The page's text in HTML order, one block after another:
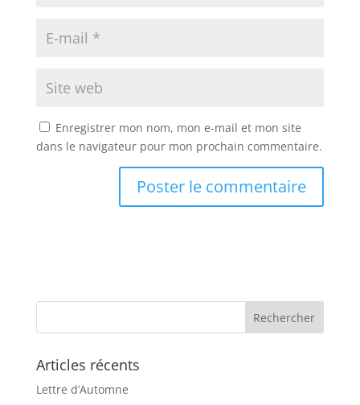
Enregistrer mon nom, mon e-mail et mon site
dans le navigateur pour mon prochain commentaire.
Articles récents
Lettre d’Automne